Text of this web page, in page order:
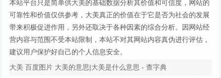
本站平台只是简单供大美的基础数据分析其价值和可信度，网站的
可靠性和价值仅供参考，大美真正的价值在于它是否为社会的发展
带来积极促进作用，另外还取决于各种因素的综合分析。因网站经
营内容与范围不受本站限制，本站不对其网站内容真伪进行评估，
建议用户保护好自己的个人信息安全。
大美 百度图片 大美的意思|大美是什么意思 - 查字典